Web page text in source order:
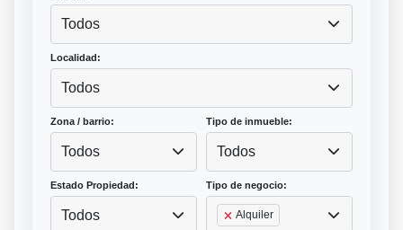
Todos
Localidad:
Todos
Zona / barrio:
Todos
Tipo de inmueble:
Todos
Estado Propiedad:
Todos
Tipo de negocio:
Alquiler